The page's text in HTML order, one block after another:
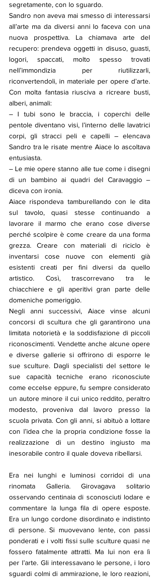
segretamente, con lo sguardo.
Sandro non aveva mai smesso di interessarsi
all’arte ma da diversi anni lo faceva con una
nuova prospettiva. La chiamava arte del
recupero: prendeva oggetti in disuso, guasti,
logori, spaccati, molto spesso trovati
nell’immondizia per riutilizzarli,
riconvertendoli, in materiale per opere d’arte.
Con molta fantasia riusciva a ricreare busti,
alberi, animali:
– I tubi sono le braccia, i coperchi delle
pentole diventano visi, l’interno delle lavatrici
corpi, gli stracci peli e capelli – elencava
Sandro tra le risate mentre Aiace lo ascoltava
entusiasta.
– Le mie opere stanno alle tue come i disegni
di un bambino ai quadri del Caravaggio –
diceva con ironia.
Aiace rispondeva tamburellando con le dita
sul tavolo, quasi stesse continuando a
lavorare il marmo che erano cose diverse
perché scolpire è come creare da una forma
grezza. Creare con materiali di riciclo è
inventarsi cose nuove con elementi già
esistenti creati per fini diversi da quello
artistico. Così, trascorrevano tra le
chiacchiere e gli aperitivi gran parte delle
domeniche pomeriggio.
Negli anni successivi, Aiace vinse alcuni
concorsi di scultura che gli garantirono una
limitata notorietà e la soddisfazione di piccoli
riconoscimenti. Vendette anche alcune opere
e diverse gallerie si offrirono di esporre le
sue sculture. Dagli specialisti del settore le
sue capacità tecniche erano riconosciute
come eccelse eppure, fu sempre considerato
un autore minore il cui unico reddito, peraltro
modesto, proveniva dal lavoro presso la
scuola privata. Con gli anni, si abituò a lottare
con l’idea che la propria condizione fosse la
realizzazione di un destino ingiusto ma
inesorabile contro il quale doveva ribellarsi.
Era nei lunghi e luminosi corridoi di una
rinomata Galleria. Girovagava solitario
osservando centinaia di sconosciuti lodare e
commentare la lunga fila di opere esposte.
Era un lungo cordone disordinato e indistinto
di persone. Si muovevano lente, con passi
ponderati e i volti fissi sulle sculture quasi ne
fossero fatalmente attratti. Ma lui non era lì
per l’arte. Gli interessavano le persone, i loro
sguardi colmi di ammirazione, le loro reazioni,